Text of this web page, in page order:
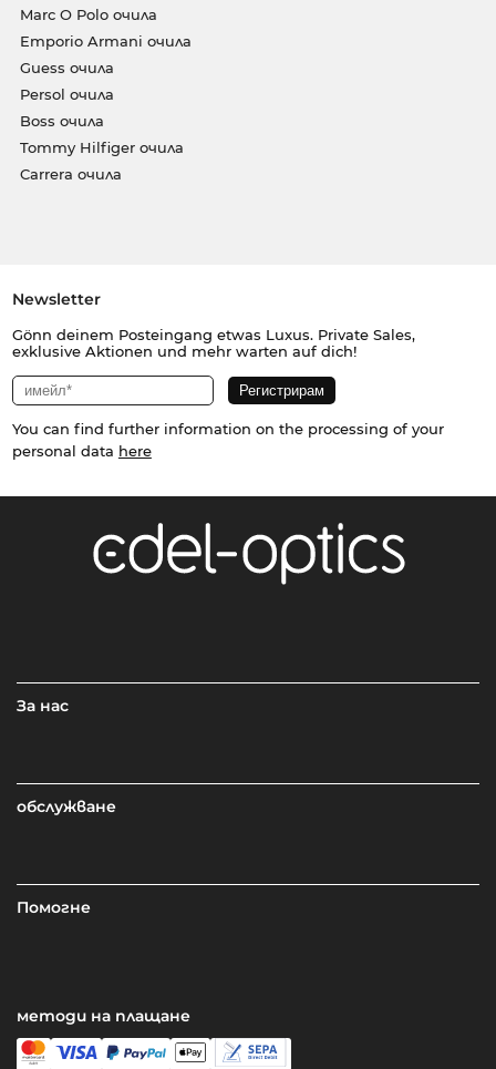
Marc O Polo очила
Emporio Armani очила
Guess очила
Persol очила
Boss очила
Tommy Hilfiger очила
Carrera очила
Newsletter
Gönn deinem Posteingang etwas Luxus. Private Sales,
exklusive Aktionen und mehr warten auf dich!
You can find further information on the processing of your
personal data here
За нас
обслужване
Помогне
методи на плащане